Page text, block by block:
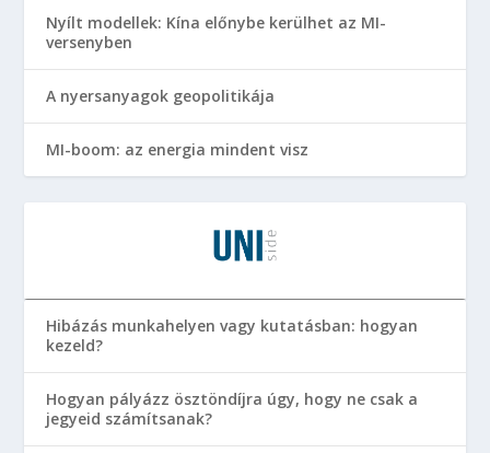
Nyílt modellek: Kína előnybe kerülhet az MI-
versenyben
A nyersanyagok geopolitikája
MI-boom: az energia mindent visz
Hibázás munkahelyen vagy kutatásban: hogyan
kezeld?
Hogyan pályázz ösztöndíjra úgy, hogy ne csak a
jegyeid számítsanak?